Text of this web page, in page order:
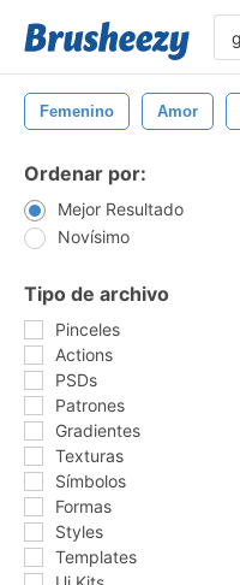
Femenino Amor
Ordenar por:
Mejor Resultado
Novísimo
Tipo de archivo
Pinceles
Actions
PSDs
Patrones
Gradientes
Texturas
Símbolos
Formas
Styles
Templates